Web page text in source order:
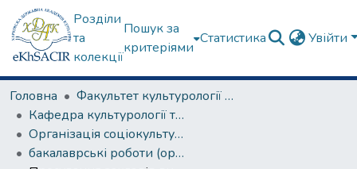
Розділи
та
колекції
Пошук за
критеріями
Статистика Увійти
Головна
Факультет культурології та соціальних комунікацій
Кафедра культурології та музеєзнавства
Організація соціокультурної діяльності
бакалаврські роботи (організація соціокультурної діяльності)